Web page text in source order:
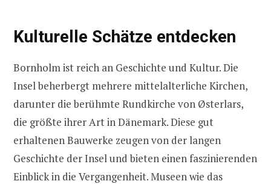
Kulturelle Schätze entdecken
Bornholm ist reich an Geschichte und Kultur. Die
Insel beherbergt mehrere mittelalterliche Kirchen,
darunter die berühmte Rundkirche von Østerlars,
die größte ihrer Art in Dänemark. Diese gut
erhaltenen Bauwerke zeugen von der langen
Geschichte der Insel und bieten einen faszinierenden
Einblick in die Vergangenheit. Museen wie das